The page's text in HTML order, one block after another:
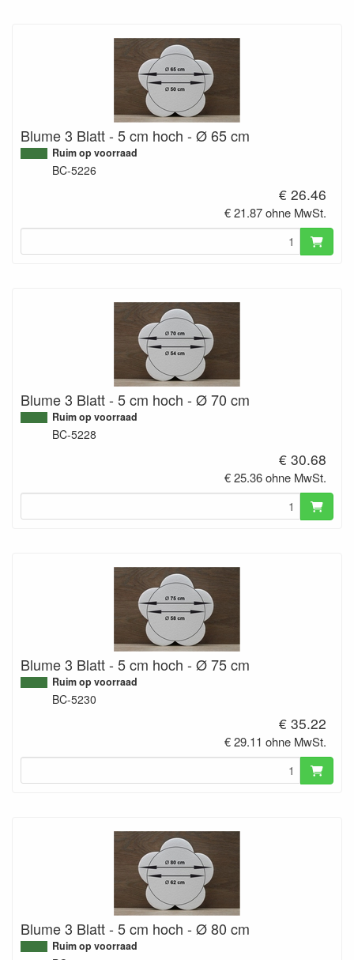
Blume 3 Blatt - 5 cm hoch - Ø 65 cm
Ruim op voorraad
BC-5226
€ 26.46
€ 21.87 ohne MwSt.
Blume 3 Blatt - 5 cm hoch - Ø 70 cm
Ruim op voorraad
BC-5228
€ 30.68
€ 25.36 ohne MwSt.
Blume 3 Blatt - 5 cm hoch - Ø 75 cm
Ruim op voorraad
BC-5230
€ 35.22
€ 29.11 ohne MwSt.
Blume 3 Blatt - 5 cm hoch - Ø 80 cm
Ruim op voorraad